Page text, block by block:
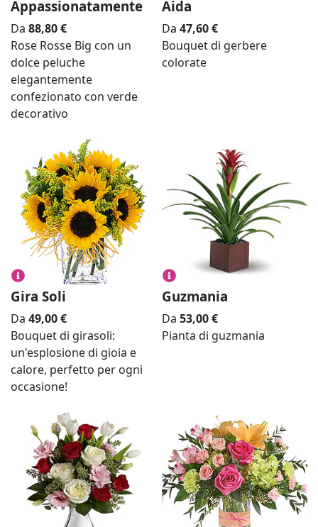
Appassionatamente
Da 88,80€
Rose Rosse Big con un
dolce peluche
elegantemente
confezionato con verde
decorativo
Aida
Da 47,60€
Bouquet di gerbere
colorate
Gira Soli
Da 49,00€
Bouquet di girasoli:
un'esplosione di gioia e
calore, perfetto per ogni
occasione!
Guzmania
Da 53,00€
Pianta di guzmania